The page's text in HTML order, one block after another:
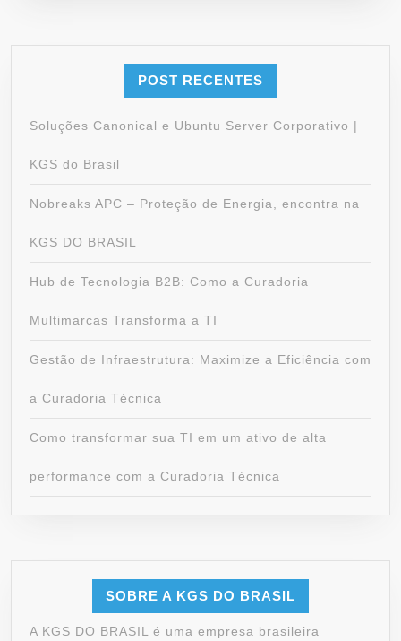
POST RECENTES
Soluções Canonical e Ubuntu Server Corporativo |
KGS do Brasil
Nobreaks APC – Proteção de Energia, encontra na
KGS DO BRASIL
Hub de Tecnologia B2B: Como a Curadoria
Multimarcas Transforma a TI
Gestão de Infraestrutura: Maximize a Eficiência com
a Curadoria Técnica
Como transformar sua TI em um ativo de alta
performance com a Curadoria Técnica
SOBRE A KGS DO BRASIL
A KGS DO BRASIL é uma empresa brasileira